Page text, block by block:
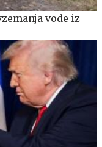
vode iz